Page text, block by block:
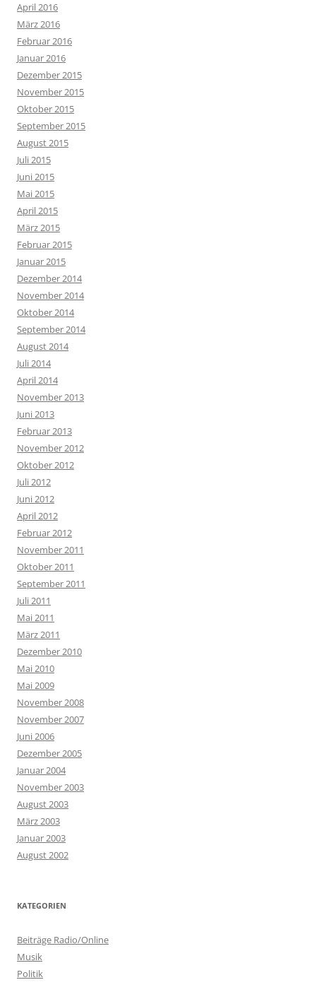
April 2016
März 2016
Februar 2016
Januar 2016
Dezember 2015
November 2015
Oktober 2015
September 2015
August 2015
Juli 2015
Juni 2015
Mai 2015
April 2015
März 2015
Februar 2015
Januar 2015
Dezember 2014
November 2014
Oktober 2014
September 2014
August 2014
Juli 2014
April 2014
November 2013
Juni 2013
Februar 2013
November 2012
Oktober 2012
Juli 2012
Juni 2012
April 2012
Februar 2012
November 2011
Oktober 2011
September 2011
Juli 2011
Mai 2011
März 2011
Dezember 2010
Mai 2010
Mai 2009
November 2008
November 2007
Juni 2006
Dezember 2005
Januar 2004
November 2003
August 2003
März 2003
Januar 2003
August 2002
KATEGORIEN
Beiträge Radio/Online
Musik
Politik